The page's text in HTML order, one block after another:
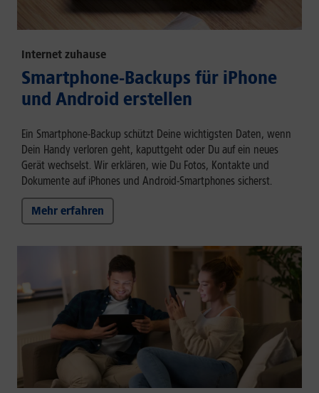
Internet zuhause
Smartphone-Backups für iPhone
und Android erstellen
Ein Smartphone-Backup schützt Deine wichtigsten Daten, wenn
Dein Handy verloren geht, kaputtgeht oder Du auf ein neues
Gerät wechselst. Wir erklären, wie Du Fotos, Kontakte und
Dokumente auf iPhones und Android-Smartphones sicherst.
Mehr erfahren